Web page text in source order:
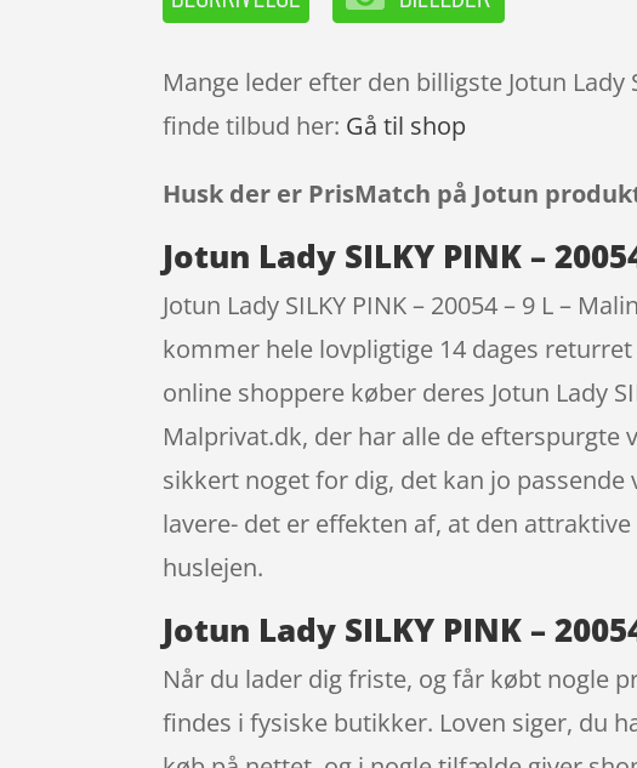
Mange leder efter den billigste Jotun Lady
finde tilbud her: Gå til shop
Husk der er PrisMatch på Jotun
Jotun Lady SILKY PINK –
Jotun Lady SILKY PINK – 20054 – 9 L –
kommer hele lovpligtige 14 dages
online shoppere køber deres Jotun Lady
Malprivat.dk, der har alle de
sikkert noget for dig, det kan jo
lavere- det er effekten af, at den
huslejen.
Jotun Lady SILKY PINK –
Når du lader dig friste, og får købt nogle
findes i fysiske butikker. Loven siger, du